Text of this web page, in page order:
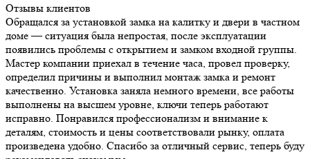
Отзывы клиентов
Обращался за установкой замка на калитку и двери в частном
доме — ситуация была непростая, после эксплуатации
появились проблемы с открытием и замком входной группы.
Мастер компании приехал в течение часа, провел проверку,
определил причины и выполнил монтаж замка и ремонт
качественно. Установка заняла немного времени, все работы
выполнены на высшем уровне, ключи теперь работают
исправно. Понравился профессионализм и внимание к
деталям, стоимость и цены соответствовали рынку, оплата
произведена удобно. Спасибо за отличный сервис, теперь буду